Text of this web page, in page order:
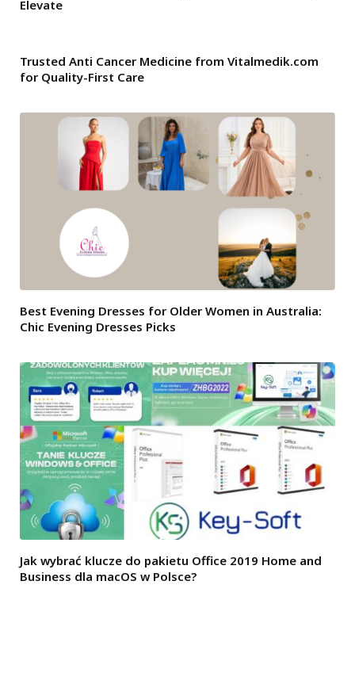
Elevate
Trusted Anti Cancer Medicine from Vitalmedik.com
for Quality-First Care
Best Evening Dresses for Older Women in Australia:
Chic Evening Dresses Picks
Jak wybrać klucze do pakietu Office 2019 Home and
Business dla macOS w Polsce?